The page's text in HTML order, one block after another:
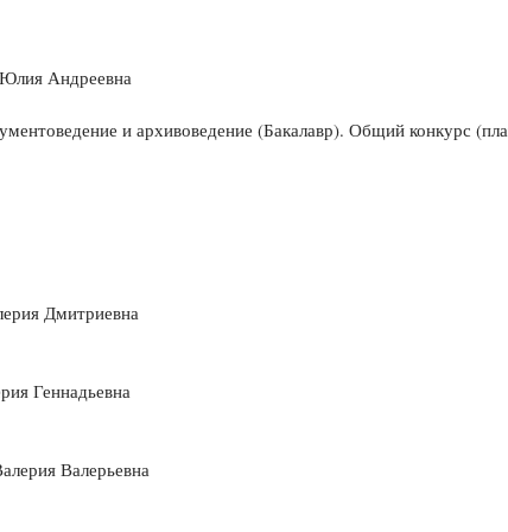
Андреевна
и архивоведение (Бакалавр). Общий конкурс
Дмитриевна
Геннадьевна
Валерьевна